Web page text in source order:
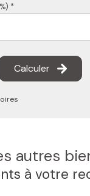
*
Calculer
autres
à votre